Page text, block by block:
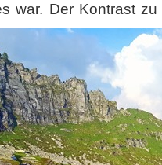
war. Der Kontrast